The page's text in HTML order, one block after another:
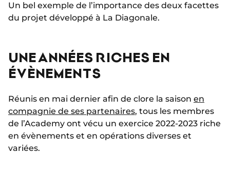
Un bel exemple de l’importance des deux facettes
du projet développé à La Diagonale.
UNE ANNÉES RICHES EN
ÉVÈNEMENTS
Réunis en mai dernier afin de clore la saison en
compagnie de ses partenaires, tous les membres
de l’Academy ont vécu un exercice 2022-2023 riche
en évènements et en opérations diverses et
variées.